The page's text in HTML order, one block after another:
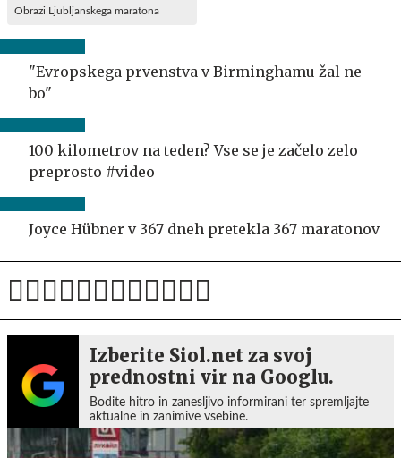
Obrazi Ljubljanskega maratona
"Evropskega prvenstva v Birminghamu žal ne
bo"
100 kilometrov na teden? Vse se je začelo zelo
preprosto #video
Joyce Hübner v 367 dneh pretekla 367 maratonov
Izberite Siol.net za svoj
prednostni vir na Googlu.
Bodite hitro in zanesljivo informirani ter spremljajte
aktualne in zanimive vsebine.